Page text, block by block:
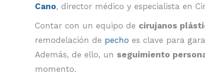
Cano, director médico y especialista en
Contar con un equipo de cirujanos
remodelación de pecho es clave para
Además, de ello, un seguimiento
momento.